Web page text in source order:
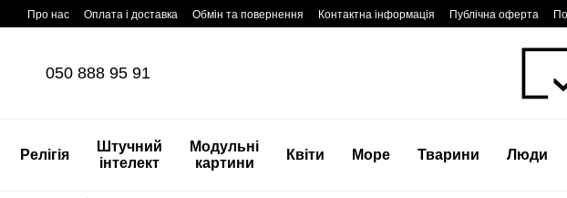
Перейти до основного контенту
Про нас Оплата і доставка Обмін та повернення Контактна інформація Публічна оферта
050 888 95 91
Релігія
Штучний
інтелект
Модульні
картини
Квіти Море Тварини Люди